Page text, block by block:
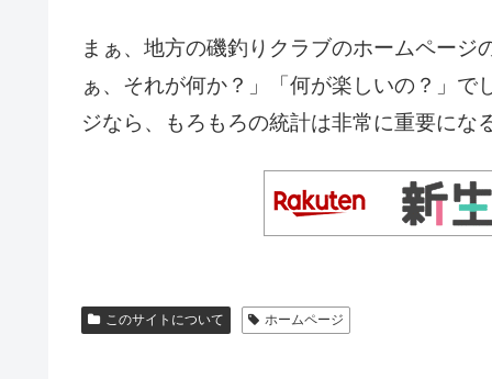
まぁ、地方の磯釣りクラブのホームペー
ぁ、それが何か？」「何が楽しいの？」
ジなら、もろもろの統計は非常に重要にな
このサイトについて ホームページ